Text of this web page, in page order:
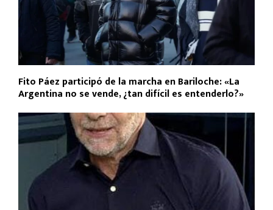
Fito Páez participó de la marcha en Bariloche: «La
Argentina no se vende, ¿tan difícil es entenderlo?»